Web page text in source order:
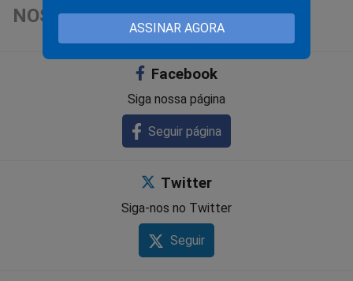
ASSINAR AGORA
NOSSAS REDES SOCIAIS
Facebook
Siga nossa página
Seguir página
Twitter
Siga-nos no Twitter
Seguir